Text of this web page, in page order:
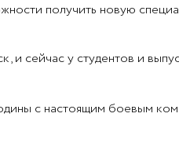
получить новую
сейчас у студентов и
с настоящим боевым